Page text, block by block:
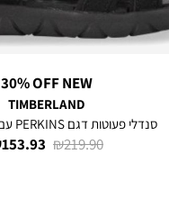
30% OFF NEW
TIMBERLAND
סנדלי פעוטות דגם PERKINS עם סגירת סקוץ’
מחיר
153.93 ₪
מחיר
219.90 ₪